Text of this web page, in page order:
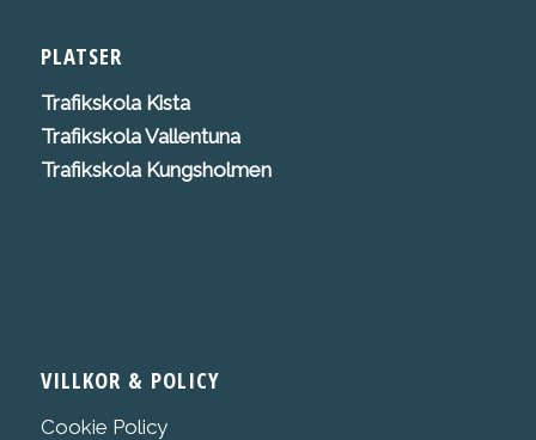
PLATSER
Trafikskola Kista
Trafikskola Vallentuna
Trafikskola Kungsholmen
VILLKOR & POLICY
Cookie Policy